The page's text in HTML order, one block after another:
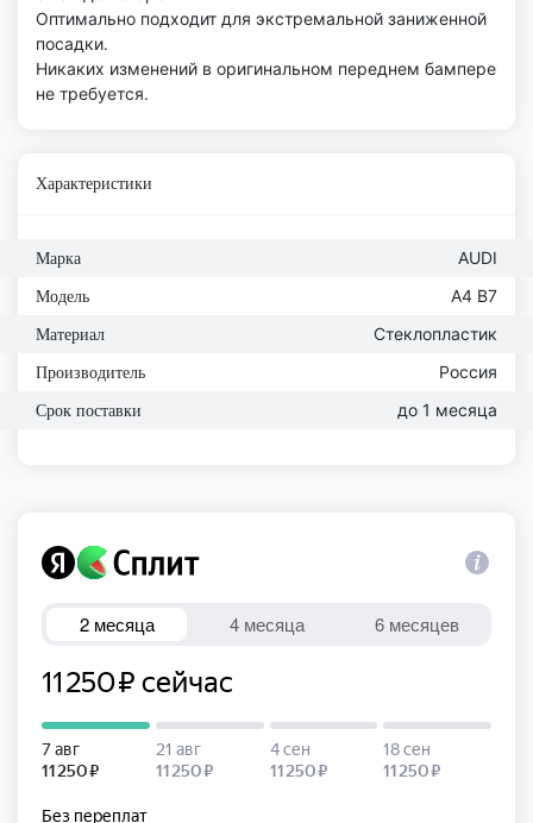
Оптимально подходит для экстремальной заниженной
посадки.
Никаких изменений в оригинальном переднем бампере
не требуется.
Характеристики
Марка AUDI
Модель A4 B7
Материал Стеклопластик
Производитель Россия
Срок поставки до 1 месяца